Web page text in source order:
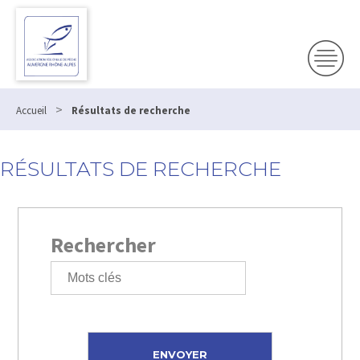
Accueil > Résultats de recherche
RÉSULTATS DE RECHERCHE
Rechercher